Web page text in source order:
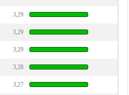
3,29
3,29
3,29
3,28
3,27